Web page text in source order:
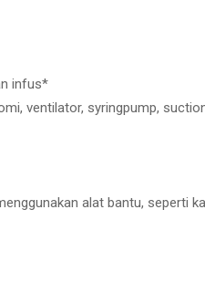
infus*
ventilator, syringpump,
alat bantu, seperti